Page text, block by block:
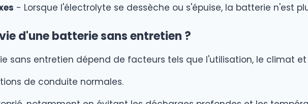
- Lorsque l'électrolyte se dessèche ou s'épuise, la batterie n'est
d'une batterie sans entretien ?
sans entretien dépend de facteurs tels que l'utilisation, le climat
de conduite normales.